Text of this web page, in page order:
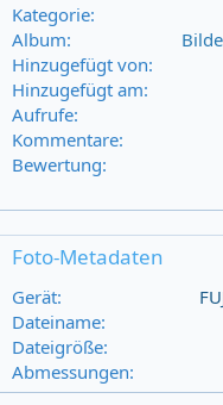
Kategorie
Album
Hinzugefügt von
Hinzugefügt am
Aufrufe
Kommentare
Bewertung
Foto-Metadaten
Gerät
Dateiname
Dateigröße
Abmessungen